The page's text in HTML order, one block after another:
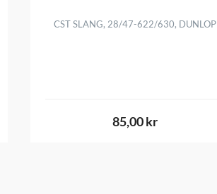
CST SLANG, 28/47-622/630, DUNLOP
85,00 kr